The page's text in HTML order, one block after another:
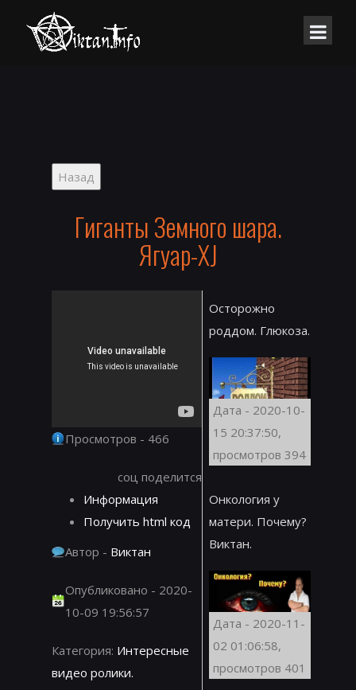
Гиганты Земного шара.
Ягуар-XJ
Просмотров - 466
соц поделится
Информация
Получить html код
Автор - Виктан
Опубликовано - 2020-
10-09 19:56:57
Категория: Интересные
видео ролики.
Осторожно
роддом. Глюкоза.
Дата - 2020-10-
15 20:37:50,
просмотров 394
Онкология у
матери. Почему?
Виктан.
Дата - 2020-11-
02 01:06:58,
просмотров 401